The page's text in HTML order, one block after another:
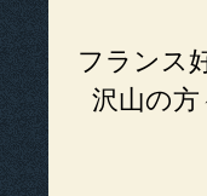
フランス
沢山の